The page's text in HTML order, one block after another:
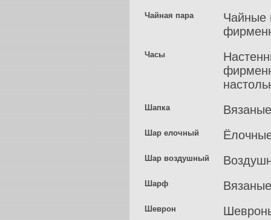
Чайная пара
Чайные
Часы
Шапка
Шар елочный
Шар воздушный
Шарф
Шеврон